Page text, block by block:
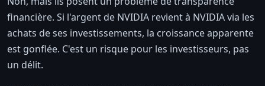
financière. Si l'argent de NVIDIA revient à NVIDIA via les
achats de ses investissements, la croissance apparente
est gonflée. C'est un risque pour les investisseurs, pas
un délit.